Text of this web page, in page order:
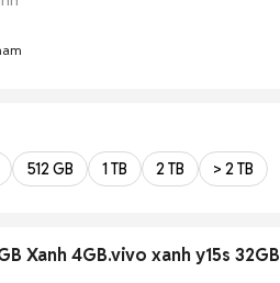
512 GB 1 TB 2 TB > 2 TB
Xanh 4GB.vivo xanh y15s 32GB